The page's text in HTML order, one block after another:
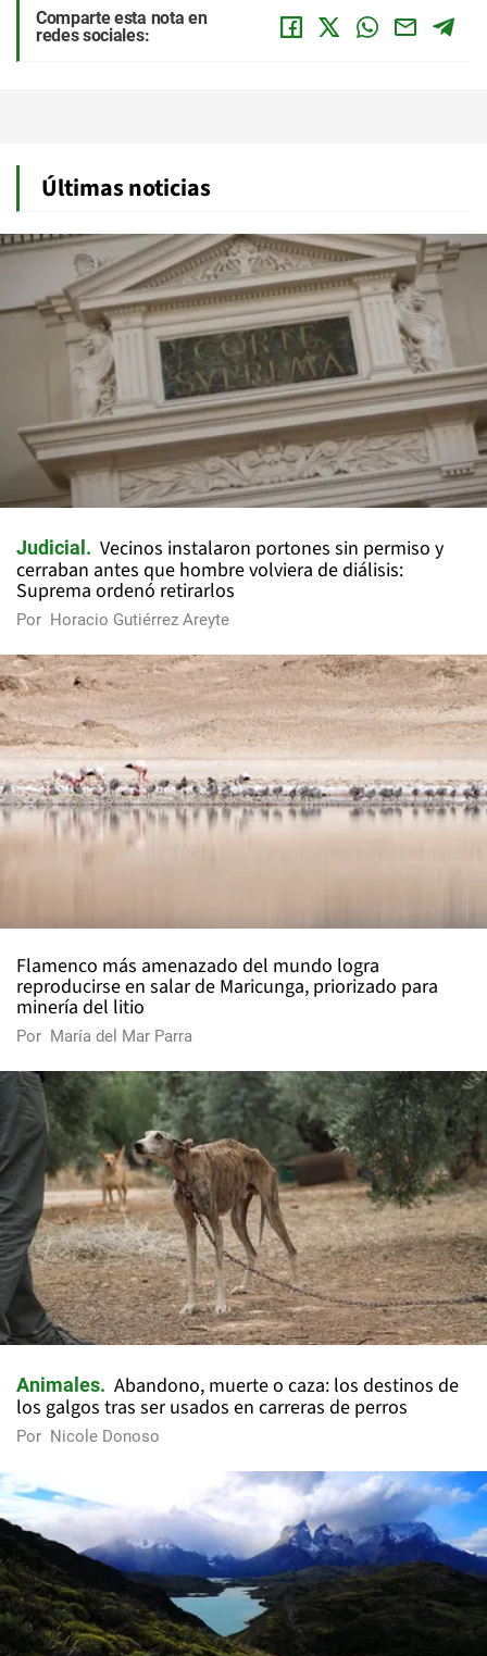
Comparte esta nota en
redes sociales:
Últimas noticias
Judicial
Vecinos instalaron portones sin permiso y
cerraban antes que hombre volviera de diálisis:
Suprema ordenó retirarlos
Por Horacio Gutiérrez Areyte
Flamenco más amenazado del mundo logra
reproducirse en salar de Maricunga, priorizado para
minería del litio
Por María del Mar Parra
Animales
Abandono, muerte o caza: los destinos de
los galgos tras ser usados en carreras de perros
Por Nicole Donoso